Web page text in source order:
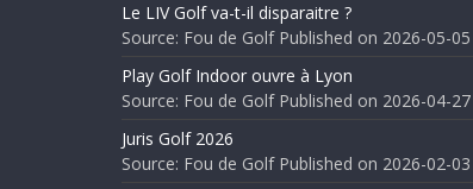
Le LIV Golf va-t-il disparaitre ?
Source: Fou de Golf Published on 2026-05-05
Play Golf Indoor ouvre à Lyon
Source: Fou de Golf Published on 2026-04-27
Juris Golf 2026
Source: Fou de Golf Published on 2026-02-03